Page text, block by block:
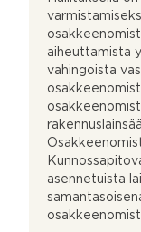
aiheuttamista
vahingoista
asennetuista